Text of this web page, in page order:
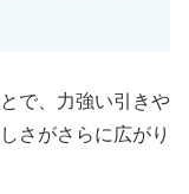
で、力強い引きや
さがさらに広がり